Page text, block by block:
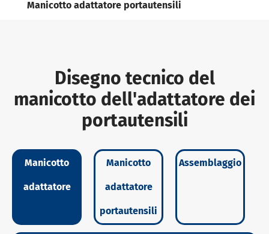
Manicotto adattatore portautensili
Disegno tecnico del
manicotto dell'adattatore dei
portautensili
Manicotto
adattatore
Manicotto
adattatore
portautensili
Assemblaggio